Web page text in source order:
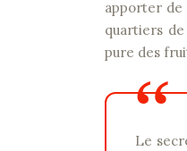
apporter de
quartiers
pure des
Le secret d’une tarte aux fruits réussie réside dans le choix de produits de qualité, cueillis à maturité et